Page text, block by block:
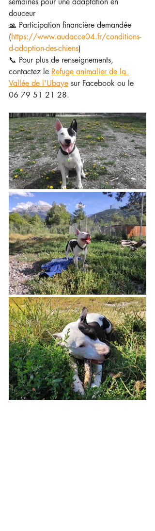
douceur
🙏 Participation financière demandée
(https://www.audacce04.fr/conditions-
d-adoption-des-chiens)
📞 Pour plus de renseignements,
contactez le Refuge animalier de la
Vallée de l'Ubaye sur Facebook ou le
06 79 51 21 28.